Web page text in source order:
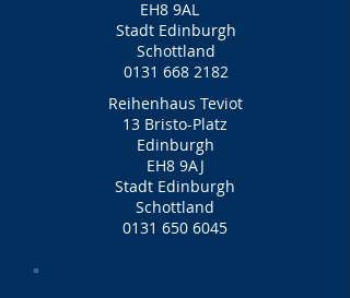
EH8 9AL
Stadt Edinburgh
Schottland
0131 668 2182
Reihenhaus Teviot
13 Bristo-Platz
Edinburgh
EH8 9AJ
Stadt Edinburgh
Schottland
0131 650 6045